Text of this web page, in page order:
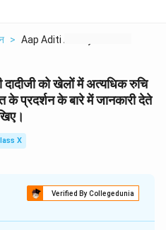
> Aap Aditi Aaditya Ha...
को खेलों में अत्यधिक रुचि
प्रदर्शन के बारे में जानकारी देते
X
Verified By Collegedunia